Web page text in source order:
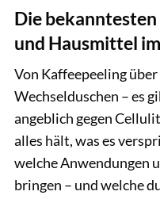
Die
und Hausmittel
Von Kaffeepeeling
Wechselduschen – es
angeblich gegen
alles hält, was es
welche Anwendungen
bringen – und welche